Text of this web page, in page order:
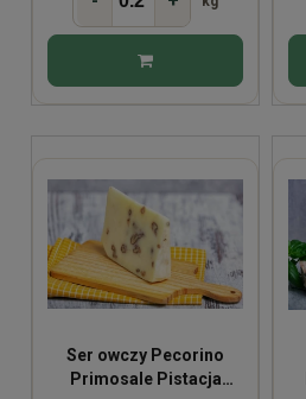
Ser owczy Pecorino
Primosale Pistacja